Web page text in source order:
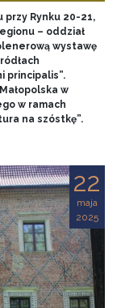
przy Rynku 20-21,
– oddział
wystawę
principalis”.
w
w ramach
na szóstkę”.
22
maja
2025